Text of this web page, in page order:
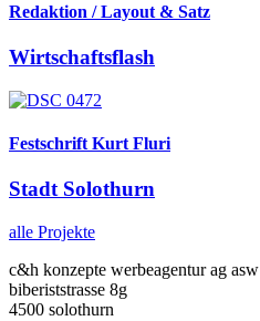
Redaktion / Layout & Satz
Wirtschaftsflash
Festschrift Kurt Fluri
Stadt Solothurn
alle Projekte
c&h konzepte werbeagentur ag asw
biberiststrasse 8g
4500 solothurn